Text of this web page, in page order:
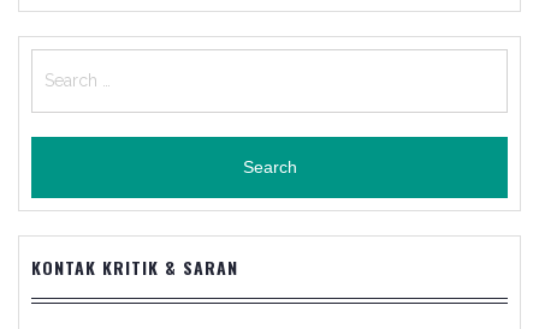
for:
KONTAK KRITIK & SARAN